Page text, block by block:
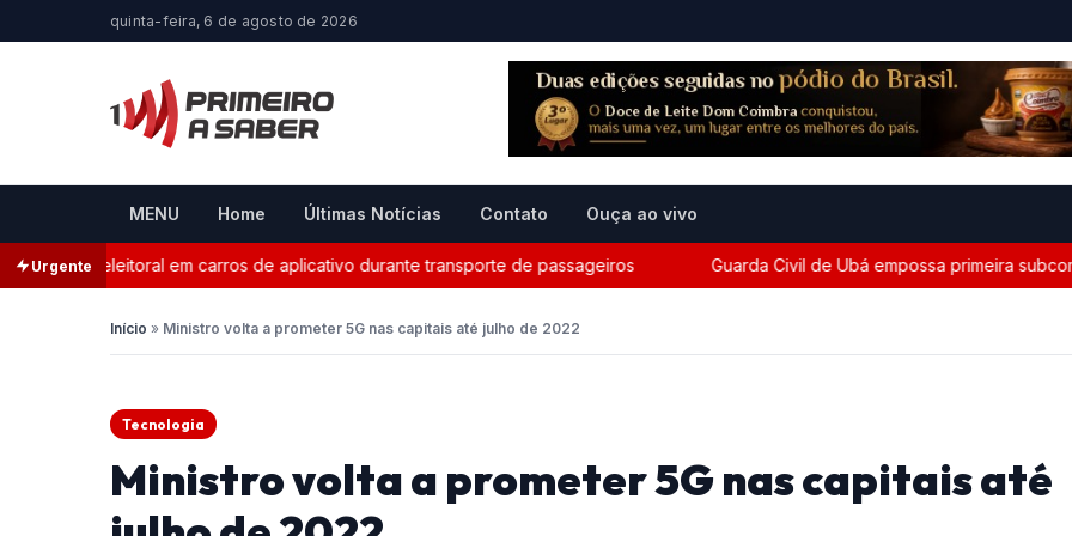
quinta-feira, 6 de agosto de 2026
MENU Home Últimas Notícias Contato Ouça ao vivo
Urgente
eleitoral em carros de aplicativo durante transporte de passageiros Guarda Civil de Ubá empossa primeira
Início » Ministro volta a prometer 5G nas capitais até julho de 2022
Tecnologia
Ministro volta a prometer 5G nas capitais até